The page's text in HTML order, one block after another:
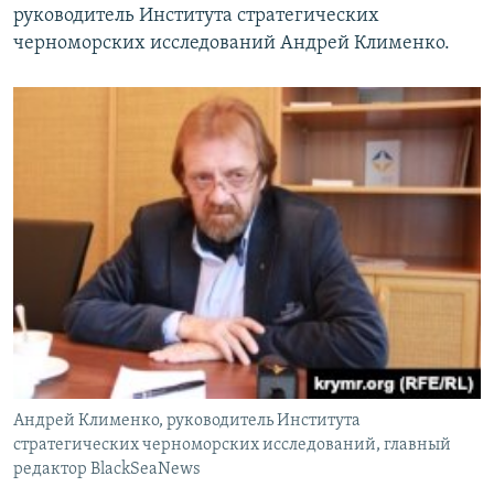
руководитель Института стратегических
черноморских исследований Андрей Клименко.
Андрей Клименко, руководитель Института
стратегических черноморских исследований, главный
редактор BlackSeaNews